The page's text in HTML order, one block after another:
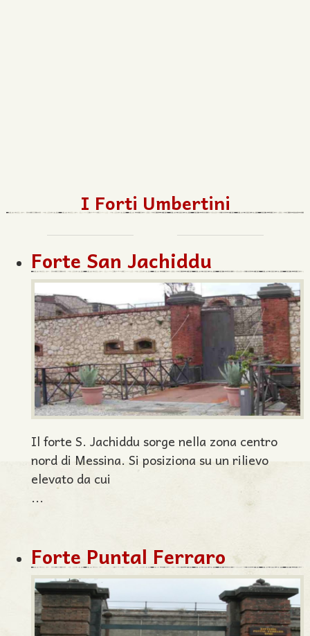
I Forti Umbertini
Forte San Jachiddu
Il forte S. Jachiddu sorge nella zona centro
nord di Messina. Si posiziona su un rilievo
elevato da cui
...
Forte Puntal Ferraro